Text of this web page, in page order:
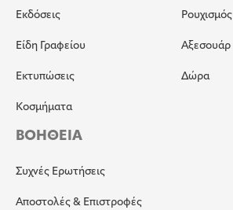
Εκδόσεις
Είδη Γραφείου
Εκτυπώσεις
Κοσμήματα
Ρουχισμός
Αξεσουάρ
Δώρα
ΒΟΗΘΕΙΑ
Συχνές Ερωτήσεις
Αποστολές & Επιστροφές